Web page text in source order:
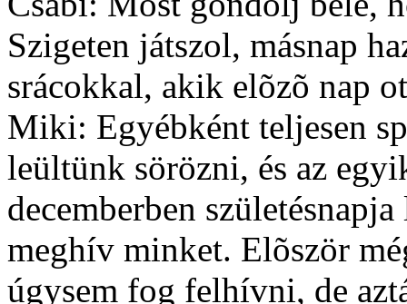
Szigeten játszol, másnap
srácokkal, akik elõzõ nap
Miki: Egyébként teljesen
leültünk sörözni, és az
decemberben
meghív minket. Elõször
úgysem fog felhívni, de